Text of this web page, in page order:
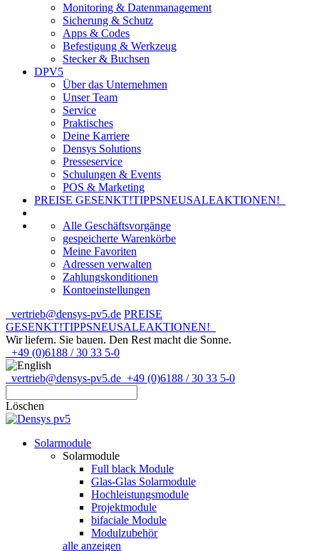
Monitoring & Datenmanagement
Sicherung & Schutz
Apps & Codes
Befestigung & Werkzeug
Stecker & Buchsen
DPV5
Über das Unternehmen
Unser Team
Service
Praktisches
Deine Karriere
Densys Solutions
Presseservice
Schulungen & Events
POS & Marketing
PREISE GESENKT!TIPPSNEUSALEAKTIONEN!
Alle Geschäftsvorgänge
gespeicherte Warenkörbe
Meine Favoriten
Adressen verwalten
Zahlungskonditionen
Kontoeinstellungen
vertrieb@densys-pv5.de PREISE
GESENKT!TIPPSNEUSALEAKTIONEN!
Wir liefern. Sie bauen. Den Rest macht die Sonne.
+49 (0)6188 / 30 33 5-0
vertrieb@densys-pv5.de +49 (0)6188 / 30 33 5-0
Löschen
Solarmodule
Solarmodule
Full black Module
Glas-Glas Solarmodule
Hochleistungsmodule
Projektmodule
bifaciale Module
Modulzubehör
alle anzeigen